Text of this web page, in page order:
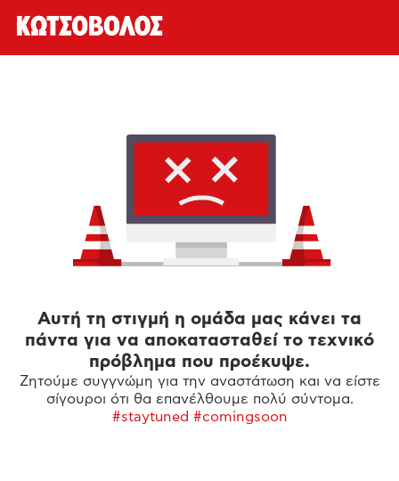
Αυτή τη στιγμή η ομάδα μας κάνει τα
πάντα για να αποκατασταθεί το τεχνικό
πρόβλημα που προέκυψε.
Ζητούμε συγγνώμη για την αναστάτωση και να είστε
σίγουροι ότι θα επανέλθουμε πολύ σύντομα.
#staytuned #comingsoon